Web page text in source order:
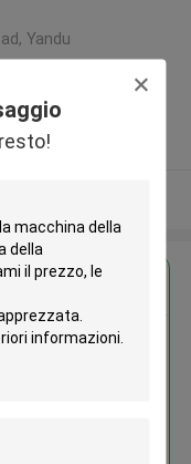
Yandu
per
la macchina